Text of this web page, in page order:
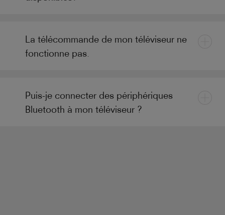
La télécommande de mon téléviseur ne
fonctionne pas.
Puis-je connecter des périphériques
Bluetooth à mon téléviseur ?